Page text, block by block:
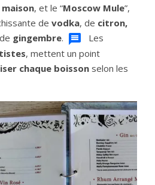
, et le “Moscow Mule”,
de vodka, de citron,
gingembre.
Les
, mettent un point
chaque boisson selon les